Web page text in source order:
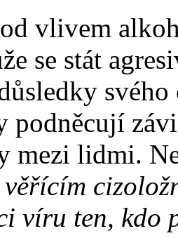
vlivem
se stát
podněcují
mezi lidmi.
víru ten,